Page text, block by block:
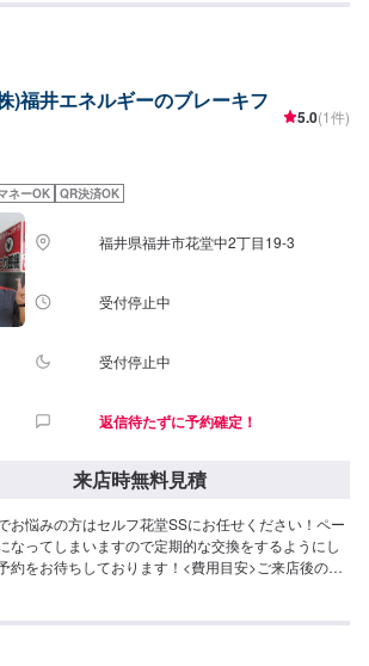
)福井エネルギーのブレーキフ
5.0(1件)
ネーOK QR決済OK
福井県福井市花堂中2丁目19-3
受付停止中
受付停止中
返信待たずに予約確定！
来店時無料見積
お悩みの方はセルフ花堂SSにお任せください！ペー
なってしまいますので定期的な交換をするようにし
約をお待ちしております！<費用目安>ご来店後のお